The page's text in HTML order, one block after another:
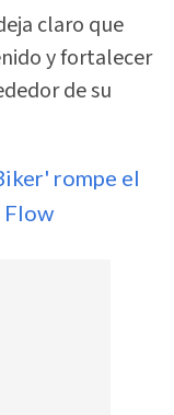
claro que
y fortalecer
de su
rompe el
Flow